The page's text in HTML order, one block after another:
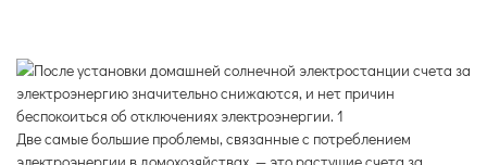
Две самые большие проблемы, связанные с потреблением